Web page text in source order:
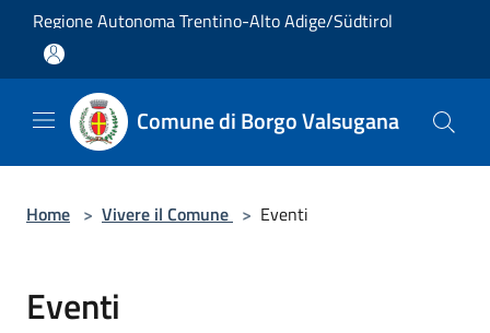
Salta al contenuto principale
Regione Autonoma Trentino-Alto Adige/Südtirol
Comune di Borgo Valsugana
Home > Vivere il Comune > Eventi
Eventi